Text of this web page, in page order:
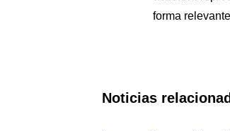
forma
Noticias